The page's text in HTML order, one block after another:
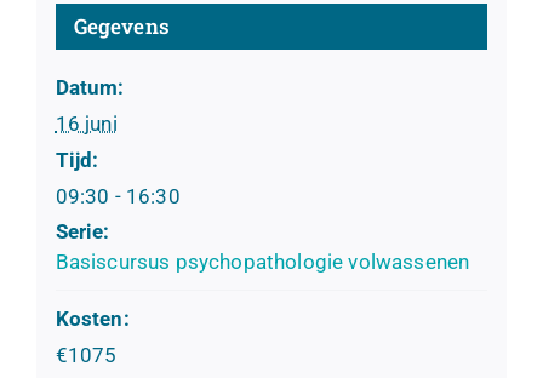
Gegevens
Datum:
16 juni
Tijd:
09:30 - 16:30
Serie:
Basiscursus psychopathologie volwassenen
Kosten:
€1075